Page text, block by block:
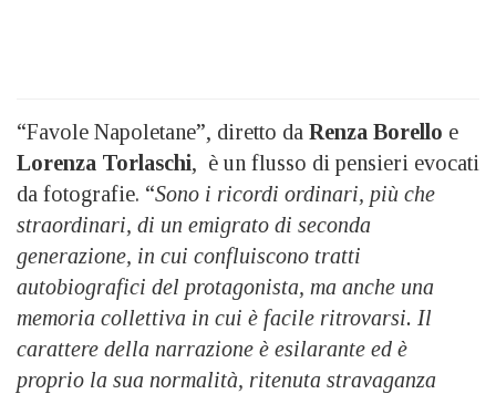
“Favole Napoletane”, diretto da Renza Borello e
Lorenza Torlaschi, è un flusso di pensieri evocati
da fotografie. “Sono i ricordi ordinari, più che
straordinari, di un emigrato di seconda
generazione, in cui confluiscono tratti
autobiografici del protagonista, ma anche una
memoria collettiva in cui è facile ritrovarsi. Il
carattere della narrazione è esilarante ed è
proprio la sua normalità, ritenuta stravaganza